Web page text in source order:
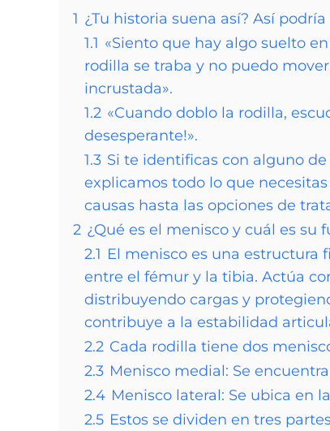
1 ¿Tu historia suena así? Así
1.1 «Siento que hay algo suelto
rodilla se traba y no puedo
incrustada».
1.2 «Cuando doblo la rodilla,
desesperante!».
1.3 Si te identificas con alguno
explicamos todo lo que
causas hasta las opciones de
2 ¿Qué es el menisco y cuál es su
2.1 El menisco es una estructura
entre el fémur y la tibia. Actúa
distribuyendo cargas y
contribuye a la estabilidad
2.2 Cada rodilla tiene dos
2.3 Menisco medial: Se
2.4 Menisco lateral: Se ubica en
2.5 Estos se dividen en tres